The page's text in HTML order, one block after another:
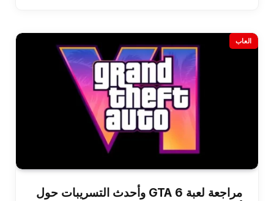
العاب
مراجعة لعبة GTA 6 وأحدث التسريبات حول